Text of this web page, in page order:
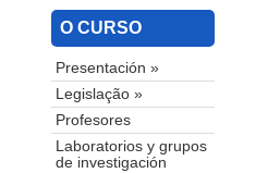
O CURSO
Presentación »
Legislação »
Profesores
Laboratorios y grupos
de investigación